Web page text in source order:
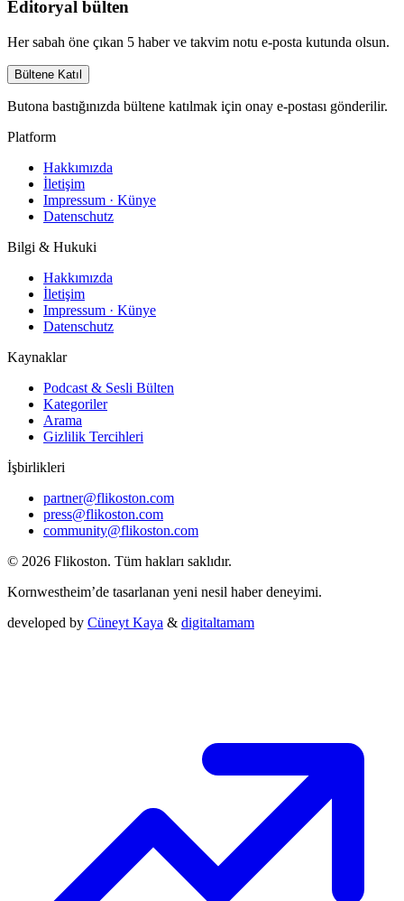
Editoryal bülten
Her sabah öne çıkan 5 haber ve takvim notu e-posta kutunda olsun.
Bültene Katıl
Butona bastığınızda bültene katılmak için onay e-postası gönderilir.
Platform
Hakkımızda
İletişim
Impressum · Künye
Datenschutz
Bilgi & Hukuki
Hakkımızda
İletişim
Impressum · Künye
Datenschutz
Kaynaklar
Podcast & Sesli Bülten
Kategoriler
Arama
Gizlilik Tercihleri
İşbirlikleri
partner@flikoston.com
press@flikoston.com
community@flikoston.com
© 2026 Flikoston. Tüm hakları saklıdır.
Kornwestheim’de tasarlanan yeni nesil haber deneyimi.
developed by Cüneyt Kaya & digitaltamam